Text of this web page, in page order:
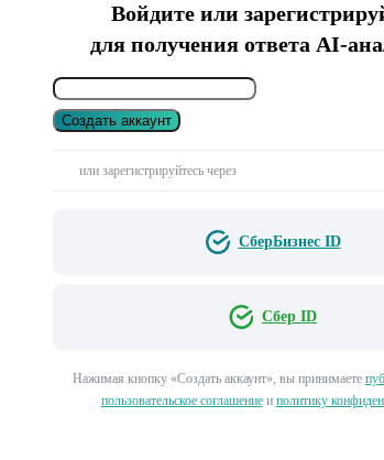
Войдите или
для получения ответа AI-
Создать аккаунт
или зарегистрируйтесь через
СберБизнес ID
Сбер ID
Нажимая кнопку «Создать аккаунт», вы принимаете
пользовательское соглашениеи политику